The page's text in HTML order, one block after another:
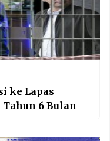
ke Lapas
6 Bulan